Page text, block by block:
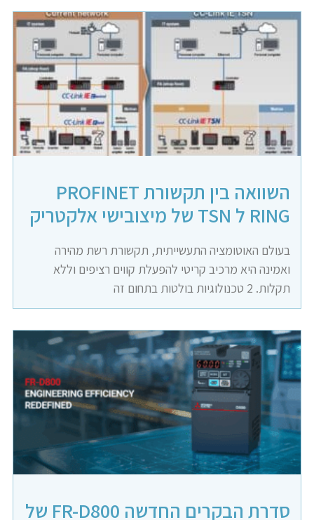
השוואה בין תקשורת PROFINET
RING ל TSN של מיצובישי אלקטריק
בעולם האוטומציה התעשייתית, תקשורת רשת מהירה
ואמינה היא מרכיב קריטי להפעלת קווים רציפים וללא
תקלות. 2 טכנולוגיות בולטות בתחום זה
סדרת הבקרים החדשה FR-D800 של